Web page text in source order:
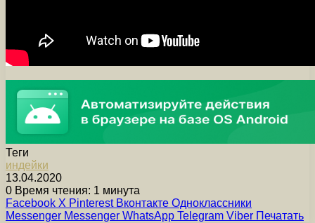
Теги
индейки
13.04.2020
0 Время чтения: 1 минута
Facebook X Pinterest Вконтакте Одноклассники
Messenger Messenger WhatsApp Telegram Viber Печатать